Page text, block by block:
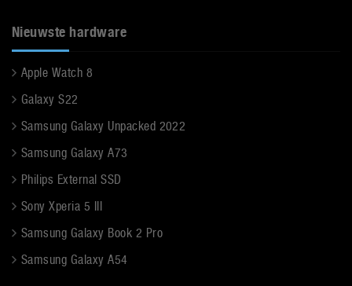
Nieuwste hardware
Apple Watch 8
Galaxy S22
Samsung Galaxy Unpacked 2022
Samsung Galaxy A73
Philips External SSD
Sony Xperia 5 III
Samsung Galaxy Book 2 Pro
Samsung Galaxy A54